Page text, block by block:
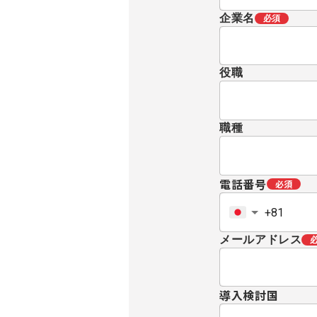
企業名 必須
役職
職種
電話番号 必須
メールアドレス
導入検討国